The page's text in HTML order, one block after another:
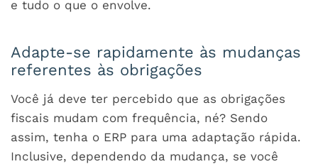
e tudo o que o envolve.
Adapte-se rapidamente às mudanças
referentes às obrigações
Você já deve ter percebido que as obrigações
fiscais mudam com frequência, né? Sendo
assim, tenha o ERP para uma adaptação rápida.
Inclusive, dependendo da mudança, se você